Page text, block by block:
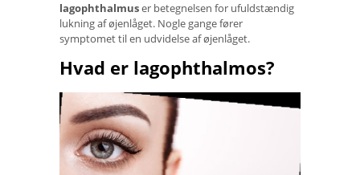
lagophthalmuser betegnelsen for ufuldstændig
lukning af øjenlåget. Nogle gange fører
symptomet til en udvidelse af øjenlåget.
Hvad er lagophthalmos?